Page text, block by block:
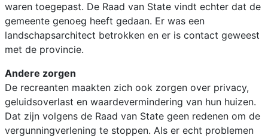
waren toegepast. De Raad van State vindt echter dat de
gemeente genoeg heeft gedaan. Er was een
landschapsarchitect betrokken en er is contact geweest
met de provincie.
Andere zorgen
De recreanten maakten zich ook zorgen over privacy,
geluidsoverlast en waardevermindering van hun huizen.
Dat zijn volgens de Raad van State geen redenen om de
vergunningverlening te stoppen. Als er echt problemen